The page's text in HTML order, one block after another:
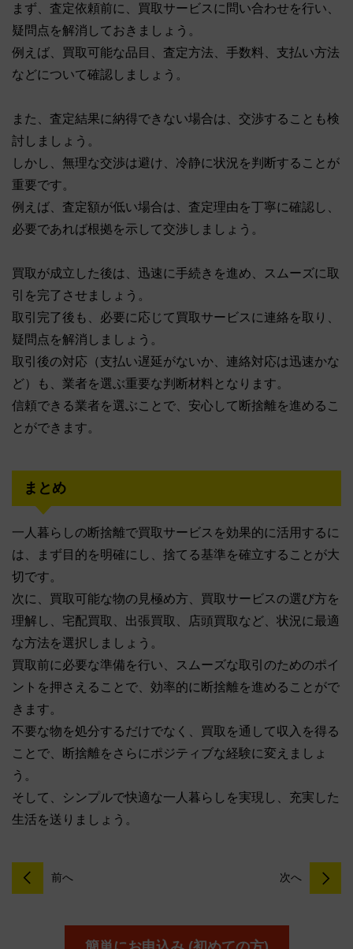
まず、査定依頼前に、買取サービスに問い合わせを行い、
疑問点を解消しておきましょう。
例えば、買取可能な品目、査定方法、手数料、支払い方法
などについて確認しましょう。
また、査定結果に納得できない場合は、交渉することも検
討しましょう。
しかし、無理な交渉は避け、冷静に状況を判断することが
重要です。
例えば、査定額が低い場合は、査定理由を丁寧に確認し、
必要であれば根拠を示して交渉しましょう。
買取が成立した後は、迅速に手続きを進め、スムーズに取
引を完了させましょう。
取引完了後も、必要に応じて買取サービスに連絡を取り、
疑問点を解消しましょう。
取引後の対応（支払い遅延がないか、連絡対応は迅速かな
ど）も、業者を選ぶ重要な判断材料となります。
信頼できる業者を選ぶことで、安心して断捨離を進めるこ
とができます。
まとめ
一人暮らしの断捨離で買取サービスを効果的に活用するに
は、まず目的を明確にし、捨てる基準を確立することが大
切です。
次に、買取可能な物の見極め方、買取サービスの選び方を
理解し、宅配買取、出張買取、店頭買取など、状況に最適
な方法を選択しましょう。
買取前に必要な準備を行い、スムーズな取引のためのポイ
ントを押さえることで、効率的に断捨離を進めることがで
きます。
不要な物を処分するだけでなく、買取を通して収入を得る
ことで、断捨離をさらにポジティブな経験に変えましょ
う。
そして、シンプルで快適な一人暮らしを実現し、充実した
生活を送りましょう。
前へ 次へ